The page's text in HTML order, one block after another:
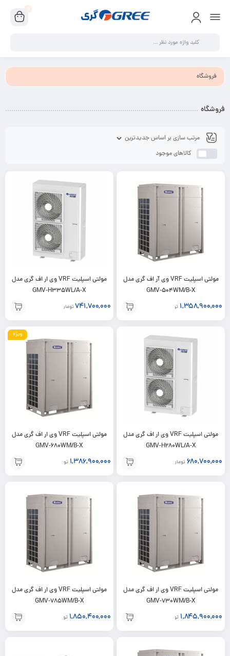
فروشگاه
فروشگاه
کالاهای موجود
مولتی اسپلیت VRF وی آر اف گری مدل
GMV-504WM/B-X
1,358,900,000 تومان
مولتی اسپلیت VRF وی ار اف گری مدل
GMV-H335WL/A-X
741,700,000 تومان
مولتی اسپلیت VRF وی ار اف گری مدل
GMV-H280WL/A-X
680,700,000 تومان
ویژه
مولتی اسپلیت VRF وی ار اف گری مدل
GMV-680WM/B-X
1,386,900,000 تومان
مولتی اسپلیت VRF وی ار اف گری مدل
GMV-730WM/B-X
1,845,900,000 تومان
مولتی اسپلیت VRF وی ار اف گری مدل
GMV-785WM/B-X
1,850,400,000 تومان